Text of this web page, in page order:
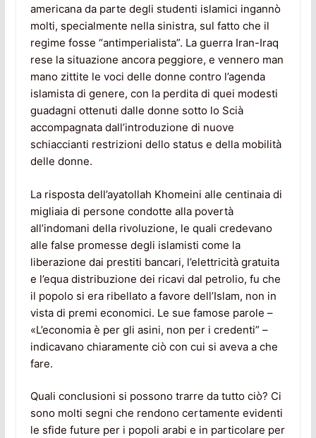
americana da parte degli studenti islamici ingannò
molti, specialmente nella sinistra, sul fatto che il
regime fosse “antimperialista”. La guerra Iran-Iraq
rese la situazione ancora peggiore, e vennero man
mano zittite le voci delle donne contro l’agenda
islamista di genere, con la perdita di quei modesti
guadagni ottenuti dalle donne sotto lo Scià
accompagnata dall’introduzione di nuove
schiaccianti restrizioni dello status e della mobilità
delle donne.
La risposta dell’ayatollah Khomeini alle centinaia di
migliaia di persone condotte alla povertà
all’indomani della rivoluzione, le quali credevano
alle false promesse degli islamisti come la
liberazione dai prestiti bancari, l’elettricità gratuita
e l’equa distribuzione dei ricavi dal petrolio, fu che
il popolo si era ribellato a favore dell’Islam, non in
vista di premi economici. Le sue famose parole –
«L’economia è per gli asini, non per i credenti” –
indicavano chiaramente ciò con cui si aveva a che
fare.
Quali conclusioni si possono trarre da tutto ciò? Ci
sono molti segni che rendono certamente evidenti
le sfide future per i popoli arabi e in particolare per